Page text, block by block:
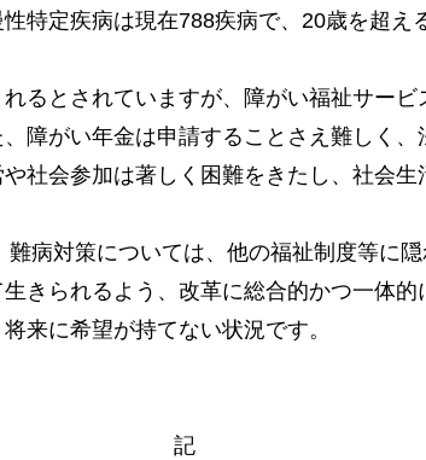
特定疾病は現在788疾病で、20歳を超
るとされていますが、障がい福祉サー
障がい年金は申請することさえ難しく
社会参加は著しく困難をきたし、社会
病対策については、他の福祉制度等に
きられるよう、改革に総合的かつ一体
来に希望が持てない状況です。
記